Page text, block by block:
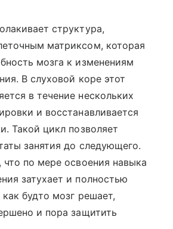
структура,
матриксом, которая
мозга к изменениям
В слуховой коре этот
в течение нескольких
и восстанавливается
Такой цикл позволяет
занятия до следующего.
по мере освоения навыка
затухает и полностью
будто мозг решает,
и пора защитить